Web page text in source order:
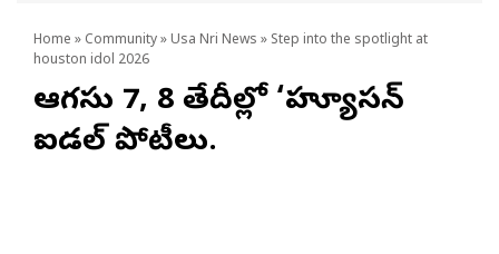
Home » Community» Usa Nri News » Step into the spotlight at
houston idol 2026
ఆగస్టు 7, 8 తేదీల్లో ‘హ్యూస్టన్
ఐడల్ పోటీలు.